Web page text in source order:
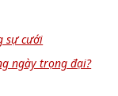
sự cưới
ngày trọng đại?